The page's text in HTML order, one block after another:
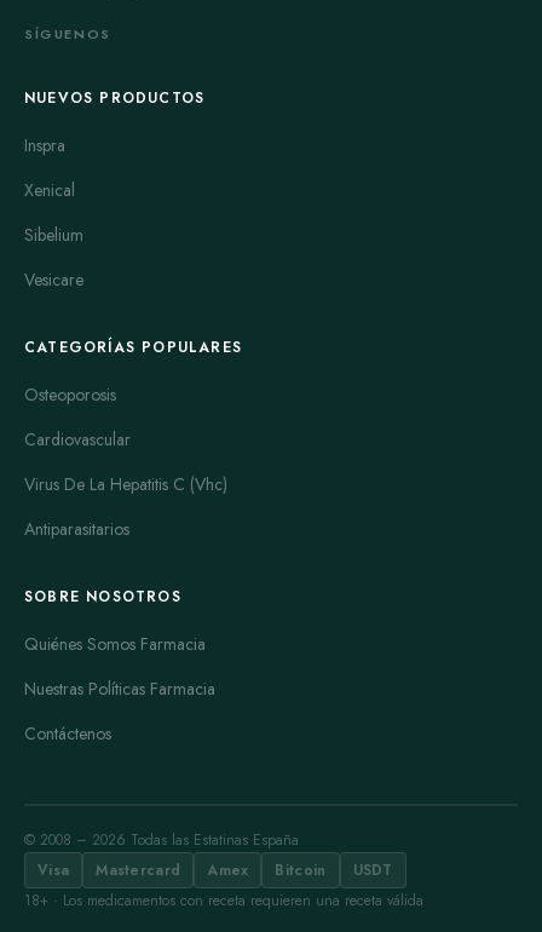
SÍGUENOS
NUEVOS PRODUCTOS
Inspra
Xenical
Sibelium
Vesicare
CATEGORÍAS POPULARES
Osteoporosis
Cardiovascular
Virus De La Hepatitis C (Vhc)
Antiparasitarios
SOBRE NOSOTROS
Quiénes Somos Farmacia
Nuestras Políticas Farmacia
Contáctenos
© 2008 – 2026 Todas las Estatinas España
Visa
Mastercard Amex Bitcoin
USDT
18+ · Los medicamentos con receta requieren una receta válida